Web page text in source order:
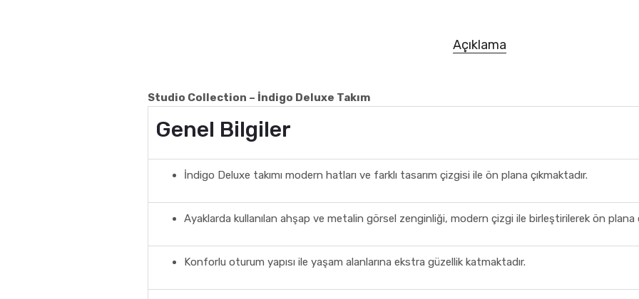
Açıklama
Studio Collection – İndigo Deluxe Takım
Genel Bilgiler
İndigo Deluxe takımı modern hatları ve farklı tasarım çizgisi ile ön plana çıkmaktadır.
Ayaklarda kullanılan ahşap ve metalin görsel zenginliği, modern çizgi ile birleştirilerek ön plana
Konforlu oturum yapısı ile yaşam alanlarına ekstra güzellik katmaktadır.